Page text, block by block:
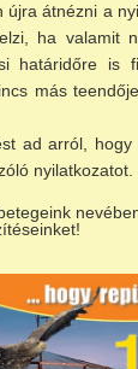
újra átnézni a
ha valamit
határidőre is
más
ad arról,
nyilatkozatot.